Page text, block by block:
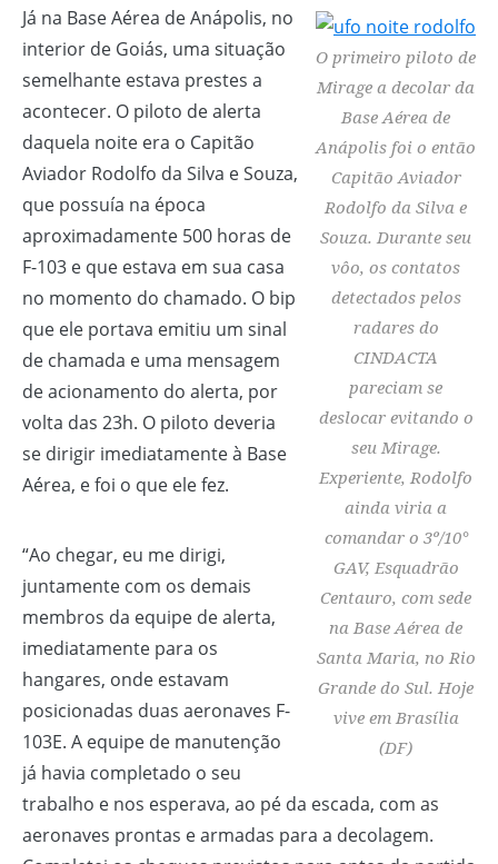
O primeiro piloto de
Mirage a decolar da
Base Aérea de
Anápolis foi o então
Capitão Aviador
Rodolfo da Silva e
Souza. Durante seu
vôo, os contatos
detectados pelos
radares do
CINDACTA
pareciam se
deslocar evitando o
seu Mirage.
Experiente, Rodolfo
ainda viria a
comandar o 3º/10°
GAV, Esquadrão
Centauro, com sede
na Base Aérea de
Santa Maria, no Rio
Grande do Sul. Hoje
vive em Brasília
(DF)
Já na Base Aérea de Anápolis, no
interior de Goiás, uma situação
semelhante estava prestes a
acontecer. O piloto de alerta
daquela noite era o Capitão
Aviador Rodolfo da Silva e Souza,
que possuía na época
aproximadamente 500 horas de
F-103 e que estava em sua casa
no momento do chamado. O bip
que ele portava emitiu um sinal
de chamada e uma mensagem
de acionamento do alerta, por
volta das 23h. O piloto deveria
se dirigir imediatamente à Base
Aérea, e foi o que ele fez.
“Ao chegar, eu me dirigi,
juntamente com os demais
membros da equipe de alerta,
imediatamente para os
hangares, onde estavam
posicionadas duas aeronaves F-
103E. A equipe de manutenção
já havia completado o seu
trabalho e nos esperava, ao pé da escada, com as
aeronaves prontas e armadas para a decolagem.